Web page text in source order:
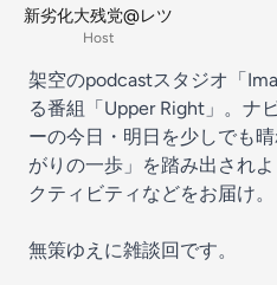
新劣化大残党@レツ
Host
架空のpodcastスタジオ「
る番組「Upper Right」。ナ
ーの今日・明日を少しでも
がりの一歩」を踏み出され
クティビティなどをお届け。
無策ゆえに雑談回です。